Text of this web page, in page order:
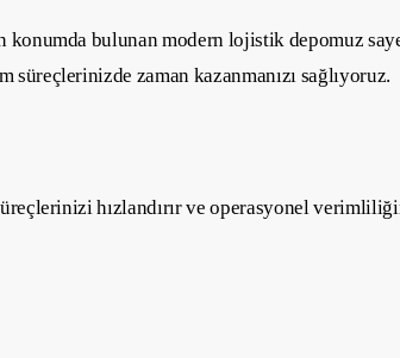
bulunan modern lojistik depomuz
zaman kazanmanızı sağlıyoruz.
hızlandırır ve operasyonel